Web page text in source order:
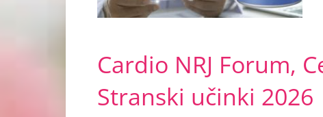
Cardio NRJ Forum,
Stranski učinki 2026